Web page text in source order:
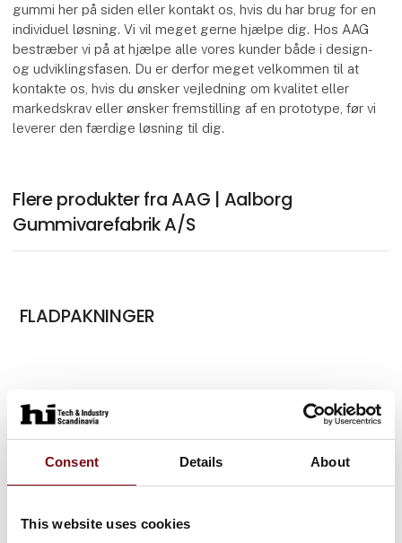
Consent Details About
This website uses cookies
gummi her på siden eller kontakt os, hvis du har brug for en
individuel løsning. Vi vil meget gerne hjælpe dig. Hos AAG
bestræber vi på at hjælpe alle vores kunder både i design-
og udviklingsfasen. Du er derfor meget velkommen til at
kontakte os, hvis du ønsker vejledning om kvalitet eller
markedskrav eller ønsker fremstilling af en prototype, før vi
leverer den færdige løsning til dig.
Flere produkter fra AAG | Aalborg
Gummivarefabrik A/S
FLADPAKNINGER
EMNER I PLAST